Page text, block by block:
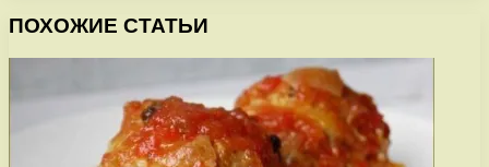
ПОХОЖИЕ СТАТЬИ